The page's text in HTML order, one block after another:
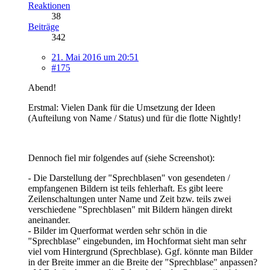
Reaktionen
38
Beiträge
342
21. Mai 2016 um 20:51
#175
Abend!
Erstmal: Vielen Dank für die Umsetzung der Ideen
(Aufteilung von Name / Status) und für die flotte Nightly!
Dennoch fiel mir folgendes auf (siehe Screenshot):
- Die Darstellung der "Sprechblasen" von gesendeten /
empfangenen Bildern ist teils fehlerhaft. Es gibt leere
Zeilenschaltungen unter Name und Zeit bzw. teils zwei
verschiedene "Sprechblasen" mit Bildern hängen direkt
aneinander.
- Bilder im Querformat werden sehr schön in die
"Sprechblase" eingebunden, im Hochformat sieht man sehr
viel vom Hintergrund (Sprechblase). Ggf. könnte man Bilder
in der Breite immer an die Breite der "Sprechblase" anpassen?